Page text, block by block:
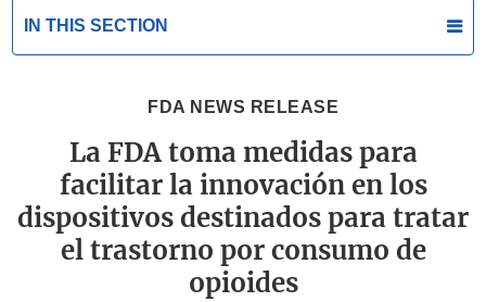
IN THIS SECTION
FDA NEWS RELEASE
La FDA toma medidas para
facilitar la innovación en los
dispositivos destinados para tratar
el trastorno por consumo de
opioides